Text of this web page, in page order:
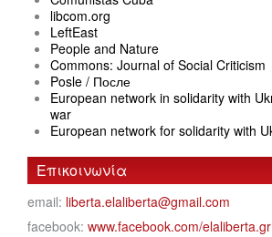
libcom.org
LeftEast
People and Nature
Commons: Journal of Social Criticism
Posle / После
European network in solidarity with
war
European network for solidarity with
Επικοινωνία
email: liberta.elaliberta@gmail.com
facebook: www.facebook.com/elaliberta.gr